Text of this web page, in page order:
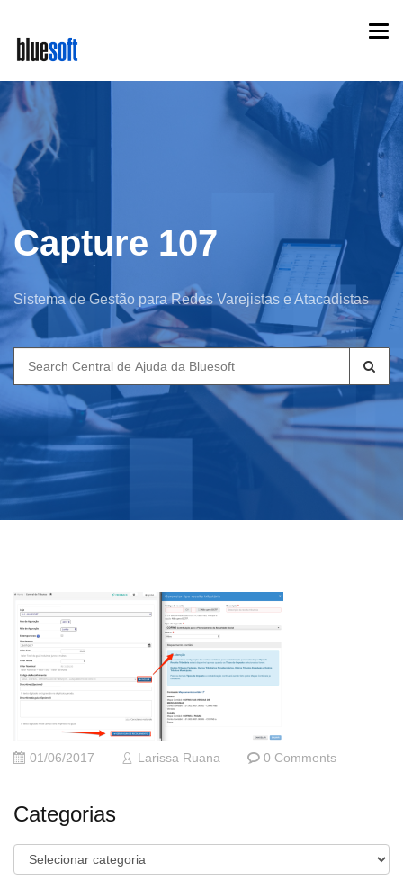
main
content
Capture 107
Sistema de Gestão para Redes Varejistas e Atacadistas
Search
for:
01/06/2017 Larissa Ruana 0 Comments
Categorias
Categorias